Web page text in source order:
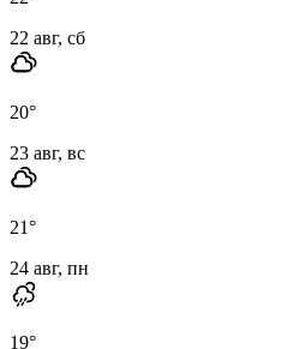
22 авг, сб
20°
23 авг, вс
21°
24 авг, пн
19°